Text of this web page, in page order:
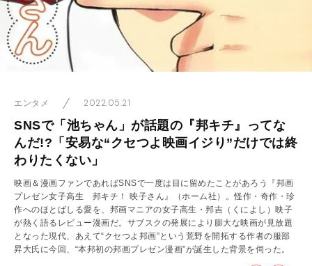
エンタメ 2022.05.21
SNSで「池ちゃん」が話題の『邦キチ』ってな
んだ!?「安易な“クセつよ映画イジり”だけでは終
わりたくない」
映画＆漫画ファンであればSNSで一度は目に留めたことがあろう『邦画
プレゼン女子高生 邦キチ！ 映子さん』（ホーム社）。怪作・奇作・珍
作へのほとばしる愛を、邦画マニアの女子高生・邦吉（くによし）映子
が熱く語るレビュー漫画だ。サブスクの発展により膨大な映画が見放題
となった現代、あえて“クセつよ邦画”という荒野を開拓する作者の服部
昇大氏に今回、“本邦初の邦画プレゼン漫画”が誕生した背景を伺った。